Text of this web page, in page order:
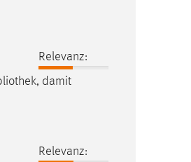
Relevanz:
, damit
Relevanz: